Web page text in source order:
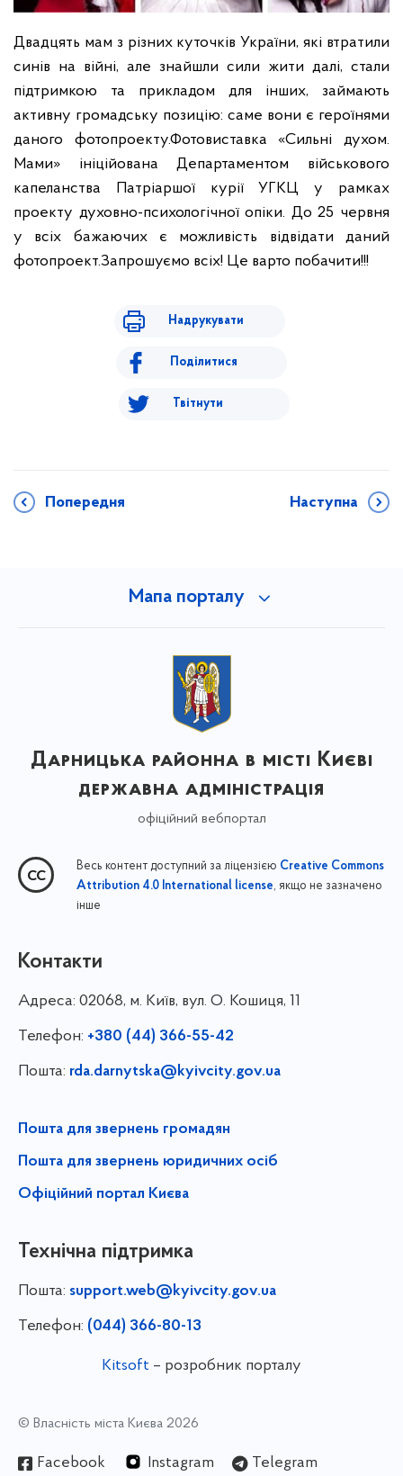
Двадцять мам з різних куточків України, які втратили
синів на війні, але знайшли сили жити далі, стали
підтримкою та прикладом для інших, займають
активну громадську позицію: саме вони є героїнями
даного фотопроекту.Фотовиставка «Сильні духом.
Мами» ініційована Департаментом військового
капеланства Патріаршої курії УГКЦ у рамках
проекту духовно-психологічної опіки. До 25 червня
у всіх бажаючих є можливість відвідати даний
фотопроект.Запрошуємо всіх! Це варто побачити!!!
Надрукувати
Поділитися
Твітнути
Попередня Наступна
Мапа порталу
Дарницька районна в місті Києві
державна адміністрація
офіційний вебпортал
Весь контент доступний за ліцензією Creative Commons
Attribution 4.0 International license, якщо не зазначено
інше
Контакти
Адреса: 02068, м. Київ, вул. О. Кошиця, 11
Телефон: +380 (44) 366-55-42
Пошта: rda.darnytska@kyivcity.gov.ua
Пошта для звернень громадян
Пошта для звернень юридичних осіб
Офіційний портал Києва
Технічна підтримка
Пошта: support.web@kyivcity.gov.ua
Телефон: (044) 366-80-13
Kitsoft – розробник порталу
© Власність міста Києва 2026
Facebook Instagram Telegram